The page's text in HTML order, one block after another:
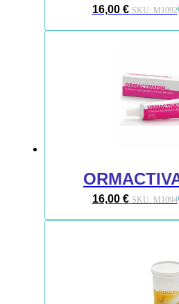
16,00 € SKU: M1092
16,00 € SKU: M1094